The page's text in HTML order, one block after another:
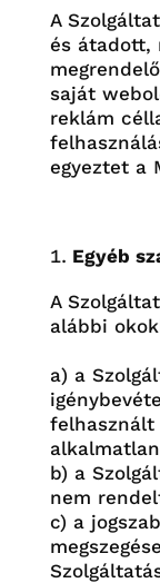
A
és átadott,
saját
reklám
egyeztet a
Egyéb
A
alábbi
a) a
felhasznált
b) a
nem
c) a